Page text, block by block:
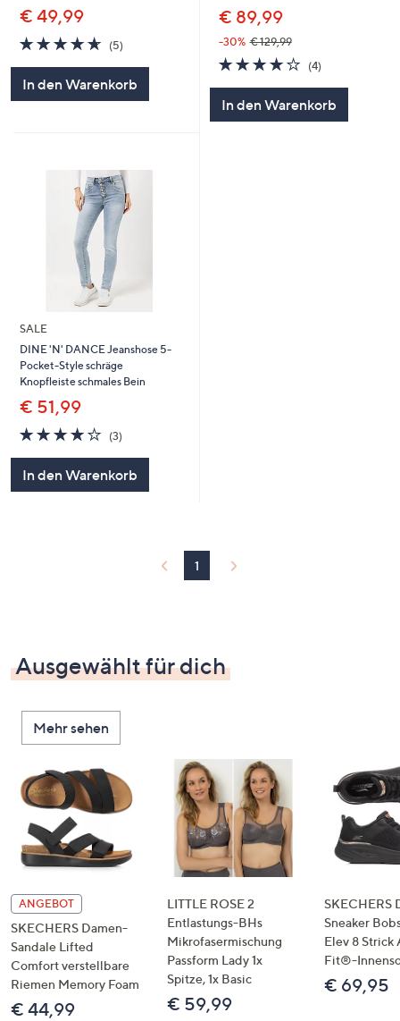
€ 49,99
4.6
von
(5)5
In den Warenkorb
€ 89,99
-30% € 129,99
4.0
von
(4)4
In den Warenkorb
SALE
DINE 'N' DANCE Jeanshose 5-
Pocket-Style schräge
Knopfleiste schmales Bein
€ 51,99
3.7
von
(3)3
In den Warenkorb
1
Ausgewählt für dich
Mehr sehen
ANGEBOT
SKECHERS Damen-
Sandale Lifted
Comfort verstellbare
Riemen Memory Foam
€ 44,99
LITTLE ROSE 2
Entlastungs-BHs
Mikrofasermischung
Passform Lady 1x
Spitze, 1x Basic
€ 59,99
SKECHERS
Sneaker
Elev 8 Strick
Fit®-
€ 69,95